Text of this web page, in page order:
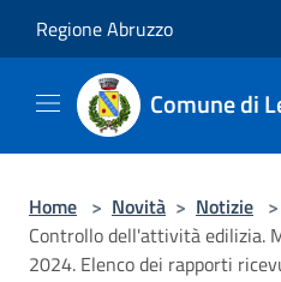
Regione Abruzzo
Comune di
Home > Novità > Notizie >
Controllo dell'attività edilizia.
2024. Elenco dei rapporti